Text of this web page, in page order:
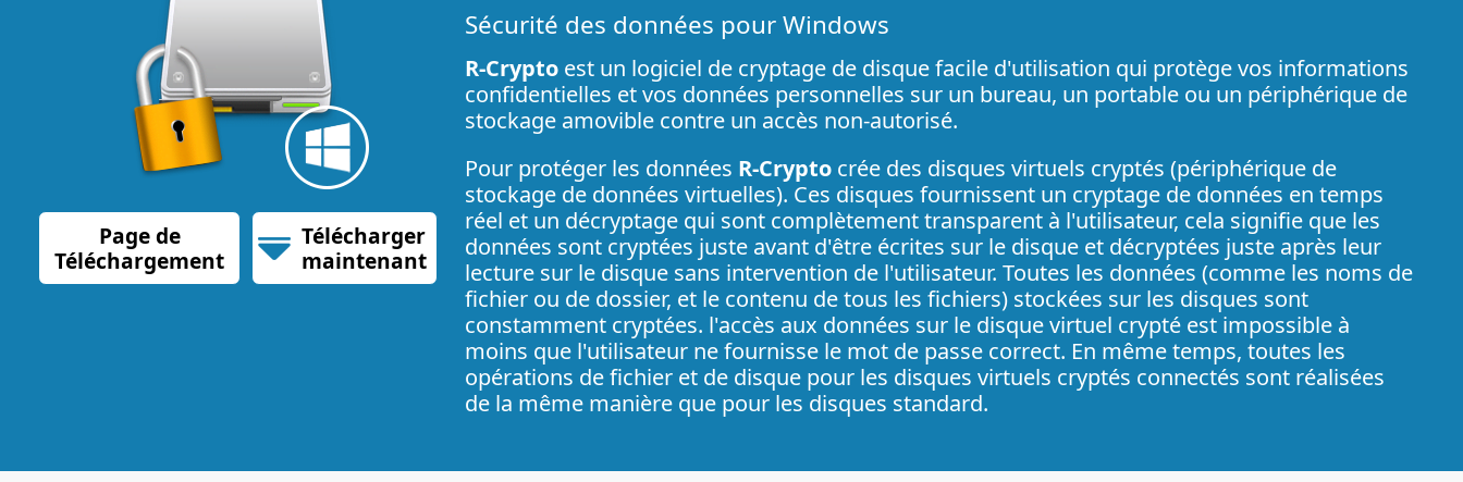
Sécurité des données pour Windows
R-Crypto est un logiciel de cryptage de disque facile d'utilisation qui protège vos informations
confidentielles et vos données personnelles sur un bureau, un portable ou un périphérique de
stockage amovible contre un accès non-autorisé.
Pour protéger les données R-Crypto crée des disques virtuels cryptés (périphérique de
stockage de données virtuelles). Ces disques fournissent un cryptage de données en temps
réel et un décryptage qui sont complètement transparent à l'utilisateur, cela signifie que les
données sont cryptées juste avant d'être écrites sur le disque et décryptées juste après leur
lecture sur le disque sans intervention de l'utilisateur. Toutes les données (comme les noms de
fichier ou de dossier, et le contenu de tous les fichiers) stockées sur les disques sont
constamment cryptées. l'accès aux données sur le disque virtuel crypté est impossible à
moins que l'utilisateur ne fournisse le mot de passe correct. En même temps, toutes les
opérations de fichier et de disque pour les disques virtuels cryptés connectés sont réalisées
de la même manière que pour les disques standard.
Page de
Téléchargement
Télécharger
maintenant